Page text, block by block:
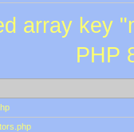
array key
PHP